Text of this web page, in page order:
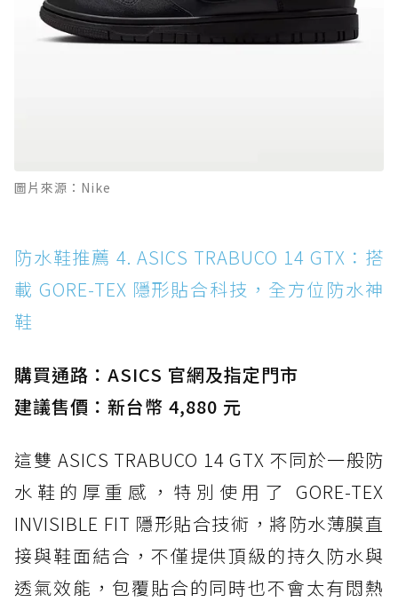
圖片來源：Nike
防水鞋推薦 4. ASICS TRABUCO 14 GTX：搭
載 GORE-TEX 隱形貼合科技，全方位防水神
鞋
購買通路：ASICS 官網及指定門市
建議售價：新台幣 4,880 元
這雙 ASICS TRABUCO 14 GTX 不同於一般防
水鞋的厚重感，特別使用了 GORE-TEX
INVISIBLE FIT 隱形貼合技術，將防水薄膜直
接與鞋面結合，不僅提供頂級的持久防水與
透氣效能，包覆貼合的同時也不會太有悶熱